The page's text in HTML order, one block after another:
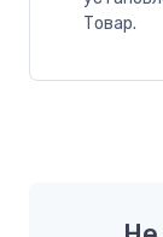
Товар.